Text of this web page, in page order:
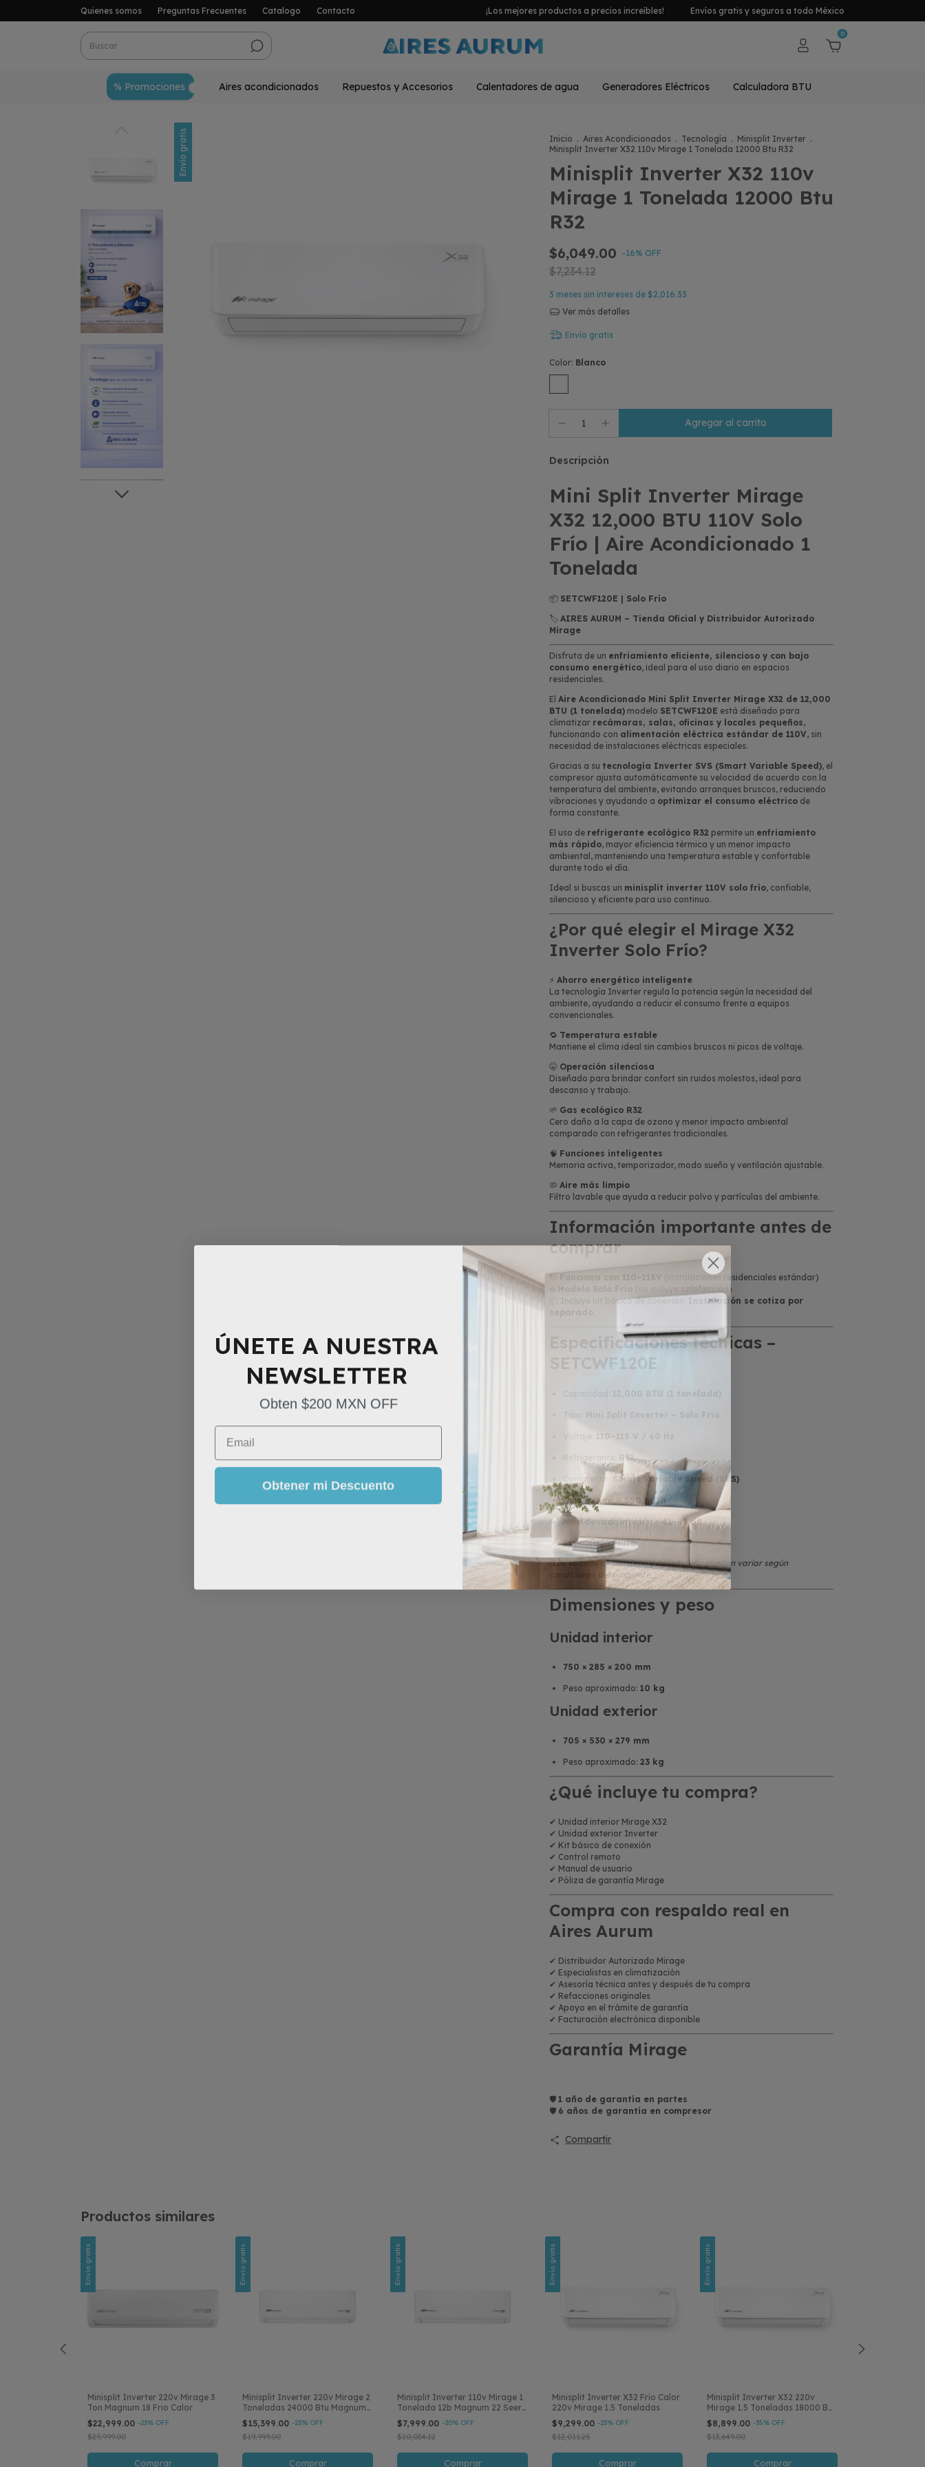
Quienes somos Preguntas Frecuentes Catalogo Contacto ¡Los mejores productos a precios increíbles! Envíos gratis y seguros a todo México
0
% Promociones Aires acondicionados Repuestos y Accesorios Calentadores de agua Generadores Eléctricos Calculadora BTU
Envío gratis Inicio . Aires Acondicionados . Tecnología . Minisplit Inverter .
Minisplit Inverter X32 110v Mirage 1 Tonelada 12000 Btu R32
Minisplit Inverter X32 110v
Mirage 1 Tonelada 12000 Btu
R32
$6,049.00 -16% OFF
$7,234.12
3 meses sin intereses de $2,016.33
Ver más detalles
Envío gratis
Color: Blanco
Descripción
Mini Split Inverter Mirage
X32 12,000 BTU 110V Solo
Frío | Aire Acondicionado 1
Tonelada
📦 SETCWF120E | Solo Frío
🏷️ AIRES AURUM – Tienda Oficial y Distribuidor Autorizado
Mirage
Disfruta de un enfriamiento eficiente, silencioso y con bajo
consumo energético, ideal para el uso diario en espacios
residenciales.
El Aire Acondicionado Mini Split Inverter Mirage X32 de 12,000
BTU (1 tonelada) modelo SETCWF120E está diseñado para
climatizar recámaras, salas, oficinas y locales pequeños,
funcionando con alimentación eléctrica estándar de 110V, sin
necesidad de instalaciones eléctricas especiales.
Gracias a su tecnología Inverter SVS (Smart Variable Speed), el
compresor ajusta automáticamente su velocidad de acuerdo con la
temperatura del ambiente, evitando arranques bruscos, reduciendo
vibraciones y ayudando a optimizar el consumo eléctrico de
forma constante.
El uso de refrigerante ecológico R32 permite un enfriamiento
más rápido, mayor eficiencia térmica y un menor impacto
ambiental, manteniendo una temperatura estable y confortable
durante todo el día.
Ideal si buscas un minisplit inverter 110V solo frío, confiable,
silencioso y eficiente para uso continuo.
¿Por qué elegir el Mirage X32
Inverter Solo Frío?
⚡ Ahorro energético inteligente
La tecnología Inverter regula la potencia según la necesidad del
ambiente, ayudando a reducir el consumo frente a equipos
convencionales.
🔁 Temperatura estable
Mantiene el clima ideal sin cambios bruscos ni picos de voltaje.
🤫 Operación silenciosa
Diseñado para brindar confort sin ruidos molestos, ideal para
descanso y trabajo.
🌱 Gas ecológico R32
Cero daño a la capa de ozono y menor impacto ambiental
comparado con refrigerantes tradicionales.
🧠 Funciones inteligentes
Memoria activa, temporizador, modo sueño y ventilación ajustable.
🦠 Aire más limpio
Filtro lavable que ayuda a reducir polvo y partículas del ambiente.
Información importante antes de
comprar
🔌 Funciona con 110–115V
(instalaciones residenciales estándar)
(no incluye calefacción)
📦 Incluye kit básico de conexión.
Instalación se cotiza por
Especificaciones técnicas –
SETCWF120E
12,000 BTU (1 tonelada)
Tipo:
110–115 V / 60 Hz
R32
Compresor: Smart Variable Speed (SVS)
Flujo de aire:≈ 550 m³/h
Nivel de ruido interior:≈ 41–43 dB
Instalación:Muro
(Los valores de consumo y desempeño pueden variar según
condiciones del ambiente.)
Dimensiones y peso
Unidad interior
750 × 285 × 200 mm
Peso aproximado: 10 kg
Unidad exterior
705 × 530 × 279 mm
Peso aproximado: 23 kg
¿Qué incluye tu compra?
✔ Unidad interior Mirage X32
✔ Unidad exterior Inverter
✔ Kit básico de conexión
✔ Control remoto
✔ Manual de usuario
✔ Póliza de garantía Mirage
Compra con respaldo real en
Aires Aurum
✔ Distribuidor Autorizado Mirage
✔ Especialistas en climatización
✔ Asesoría técnica antes y después de tu compra
✔ Refacciones originales
✔ Apoyo en el trámite de garantía
✔ Facturación electrónica disponible
Garantía Mirage
🛡️ 1 año de garantía en partes
🛡️ 6 años de garantía en compresor
Compartir
Productos similares
Envío gratis
Minisplit Inverter 220v Mirage 3
Ton Magnum 18 Frio Calor
$22,999.00 -23% OFF
$29,999.00
Comprar
Envío gratis
Minisplit Inverter 220v Mirage 2
Toneladas 24000 Btu Magnum
22
$15,399.00 -23% OFF
$19,999.00
Comprar
Envío gratis
Minisplit Inverter 110v Mirage 1
Tonelada 12b Magnum 22 Seer
Solo Frío
$7,999.00 -20% OFF
$10,034.12
Comprar
Envío gratis
Minisplit Inverter X32 Frio Calor
220v Mirage 1.5 Toneladas
$9,299.00 -23% OFF
$12,011.25
Comprar
Envío gratis
Minisplit Inverter X32 220v
Mirage 1.5 Toneladas 18000 B
R32
$8,899.00 -35% OFF
$13,649.00
Comprar
ÚNETE A NUESTRA
NEWSLETTER
Obten $200 MXN OFF
Email
Obtener mi Descuento